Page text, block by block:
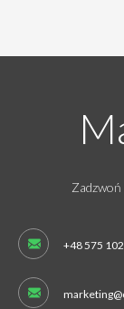
Zadzwoń
+48 575